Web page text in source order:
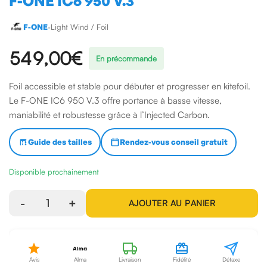
F-ONE•Light Wind / Foil
549,00 € En précommande
Foil accessible et stable pour débuter et progresser en kitefoil.
Le F-ONE IC6 950 V.3 offre portance à basse vitesse,
maniabilité et robustesse grâce à l’Injected Carbon.
Guide des tailles Rendez-vous conseil gratuit
Disponible prochainement
- 1 + AJOUTER AU PANIER
Avis Alma Livraison Fidélité Détaxe